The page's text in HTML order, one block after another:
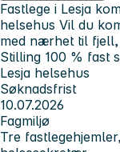
Fastlege i Lesja
helsehus Vil du
med nærhet til
Stilling 100 % fast
Lesja helsehus
Søknadsfrist
10.07.2026
Fagmiljø
Tre